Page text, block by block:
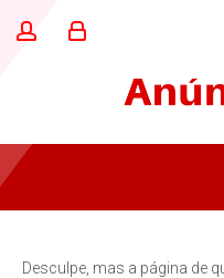
Desculpe, mas a página de